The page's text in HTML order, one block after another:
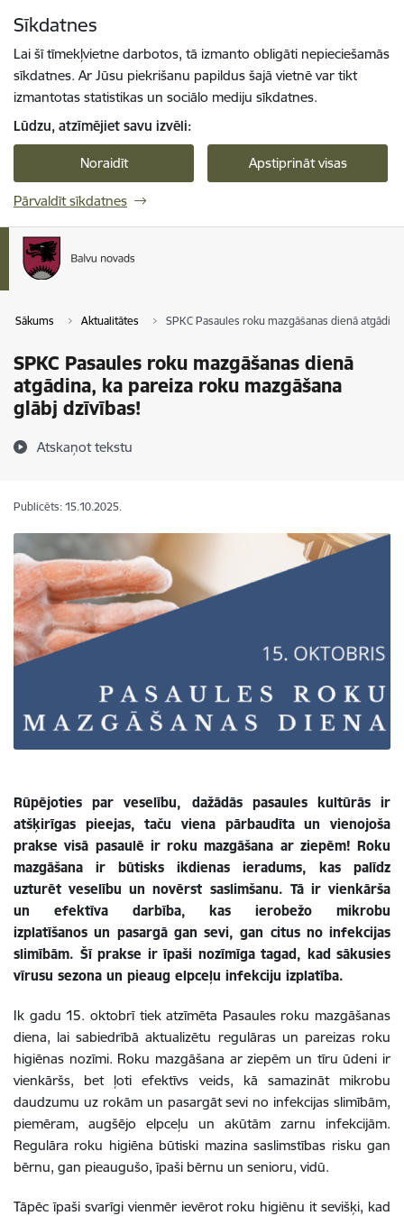
Sīkdatnes
Lai šī tīmekļvietne darbotos, tā izmanto obligāti nepieciešamās
sīkdatnes. Ar Jūsu piekrišanu papildus šajā vietnē var tikt
izmantotas statistikas un sociālo mediju sīkdatnes.
Lūdzu, atzīmējiet savu izvēli:
Noraidīt Apstiprināt visas
Pārvaldīt sīkdatnes
Sākums Aktualitātes SPKC Pasaules roku mazgāšanas dienā
SPKC Pasaules roku mazgāšanas dienā
atgādina, ka pareiza roku mazgāšana
glābj dzīvības!
Atskaņot tekstu
Publicēts: 15.10.2025.
Rūpējoties par veselību, dažādās pasaules kultūrās ir
atšķirīgas pieejas, taču viena pārbaudīta un vienojoša
prakse visā pasaulē ir roku mazgāšana ar ziepēm! Roku
mazgāšana ir būtisks ikdienas ieradums, kas palīdz
uzturēt veselību un novērst saslimšanu. Tā ir vienkārša
un efektīva darbība, kas ierobežo mikrobu
izplatīšanos un pasargā gan sevi, gan citus no infekcijas
slimībām. Šī prakse ir īpaši nozīmīga tagad, kad sākusies
vīrusu sezona un pieaug elpceļu infekciju izplatība.
Ik gadu 15. oktobrī tiek atzīmēta Pasaules roku mazgāšanas
diena, lai sabiedrībā aktualizētu regulāras un pareizas roku
higiēnas nozīmi. Roku mazgāšana ar ziepēm un tīru ūdeni ir
vienkāršs, bet ļoti efektīvs veids, kā samazināt mikrobu
daudzumu uz rokām un pasargāt sevi no infekcijas slimībām,
piemēram, augšējo elpceļu un akūtām zarnu infekcijām.
Regulāra roku higiēna būtiski mazina saslimstības risku gan
bērnu, gan pieaugušo, īpaši bērnu un senioru, vidū.
Tāpēc īpaši svarīgi vienmēr ievērot roku higiēnu it sevišķi, kad